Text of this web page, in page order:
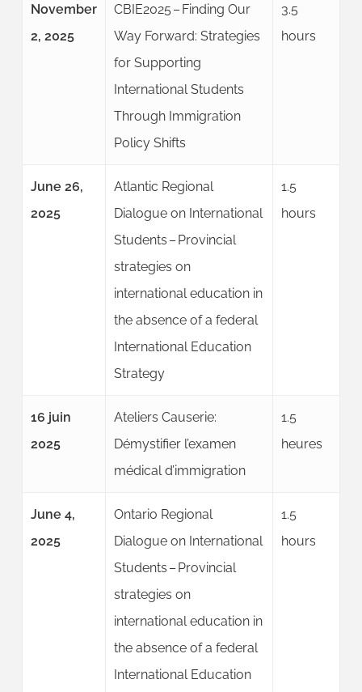
November
2, 2025
CBIE2025 – Finding Our
Way Forward: Strategies
for Supporting
International Students
Through Immigration
Policy Shifts
3.5
hours
June 26,
2025
Atlantic Regional
Dialogue on International
Students – Provincial
strategies on
international education in
the absence of a federal
International Education
Strategy
1.5
hours
16 juin
2025
Ateliers Causerie:
Démystifier l’examen
médical d’immigration
1.5
heures
June 4,
2025
Ontario Regional
Dialogue on International
Students – Provincial
strategies on
international education in
the absence of a federal
International Education
1.5
hours